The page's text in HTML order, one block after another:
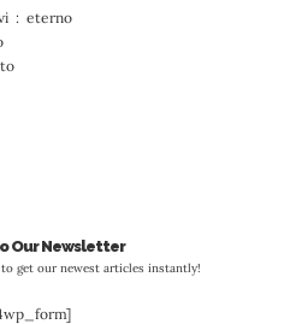
Servizio coesistente per dispositivi ‏ : ‎ eterno
Our Newsletter
get our newest articles instantly!